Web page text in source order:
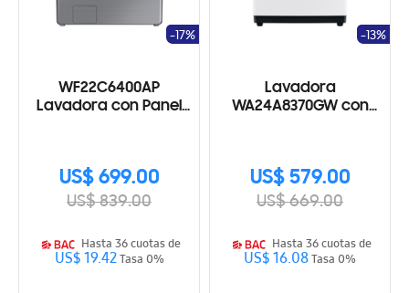
WF22C6400AP
Lavadora con Panel
US$ 699.00
US$ 839.00
-17%
Hasta 36 cuotas de
US$ 19.42Tasa 0%
Lavadora
WA24A8370GW con
US$ 579.00
US$ 669.00
-13%
Hasta 36 cuotas de
US$ 16.08Tasa 0%